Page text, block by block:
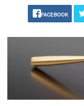
FACEBOOK